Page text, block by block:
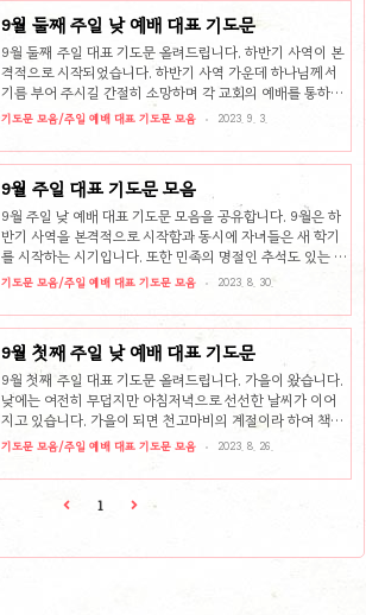
9월 둘째 주일 낮 예배 대표 기도문
9월 둘째 주일 대표 기도문 올려드립니다. 하반기 사역이 본
격적으로 시작되었습니다. 하반기 사역 가운데 하나님께서
기름 부어 주시길 간절히 소망하며 각 교회의 예배를 통하여
하나님만 높여지는 복된 은혜가 넘쳐나기를 소망합니다. 이
을지 3가지 주제 추천해 드리고 9월 둘째 주 주일 예배 대표
문 작성을 위한 3가지 주제 추천 9월 둘째 주일 예배 대표 기
도문을 준비하실 때 다음과 같은 주제를 고려하여 준비하실
수 있습니다. 1. 건강과 안전 9월은 여름에서 가을로 넘어가
는 환절기 시기여서 기후의 변화와 함께 다양한 건강 문제가
발생할 수 있습니다. 성도님들의 건강을 지켜 주시고, 전도팀
기도문 모음/주일 예배 대표 기도문 모음 2023. 9. 3.
9월 주일 대표 기도문 모음
9월 주일 낮 예배 대표 기도문 모음을 공유합니다. 9월은 하
반기 사역을 본격적으로 시작함과 동시에 자녀들은 새 학기
를 시작하는 시기입니다. 또한 민족의 명절인 추석도 있는 달
입니다. 여러 가지 사역을 감당해야 함과 동시에 가정 사역에
비하면서 어떤 내용으로 대표 기도를 하면 좋을지 9월 대표
을 드리고자 합니다. 9월 주일 예배 대표 기도문 작성을 위한
4가지 주제 추천 9월에 대표 기도를 준비하실 때 여러 주제
를 생각하고 대표 기도문을 작성하실 수 있습니다. 몇 가지
주제를 미리 생각해 보시고 기도문을 준비하시면 훨씬 쉽게
대표 기도를 준비하실 수 있습니다. 1. 새 학기와 학생들의
기도문 모음/주일 예배 대표 기도문 모음 2023. 8. 30.
9월 첫째 주일 낮 예배 대표 기도문
9월 첫째 주일 대표 기도문 올려드립니다. 가을이 왔습니다.
낮에는 여전히 무덥지만 아침저녁으로 선선한 날씨가 이어
지고 있습니다. 가을이 되면 천고마비의 계절이라 하여 책을
읽기에 굉장히 좋은 날씨라고 말합니다. 봄은 춘곤증으로 말
하여 하나님의 말씀을 굉장히 가까이하기 좋은 시기라고 생
각됩니다. 각 교회에서는 하나님의 말씀을 가까이하여 하나
을 시작하면서 9월에는 어떤 기도를 준비해야 할지 고민이
주제를 추천해 드리고 9월 첫째 주 주일 예배 대표 기도문 예
기도문 모음/주일 예배 대표 기도문 모음 2023. 8. 26.
1